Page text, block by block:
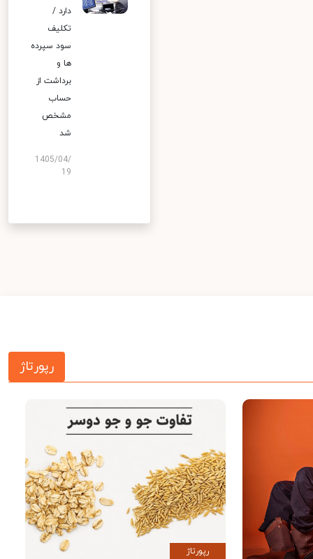
دارد /
تکلیف
سود سپرده
ها و
برداشت از
حساب
مشخص
شد
1405/04/
19
رپورتاژ
رپورتاژ